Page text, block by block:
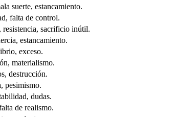
suerte, estancamiento.
falta de control.
resistencia, sacrificio inútil.
estancamiento.
exceso.
materialismo.
destrucción.
pesimismo.
dudas.
de realismo.